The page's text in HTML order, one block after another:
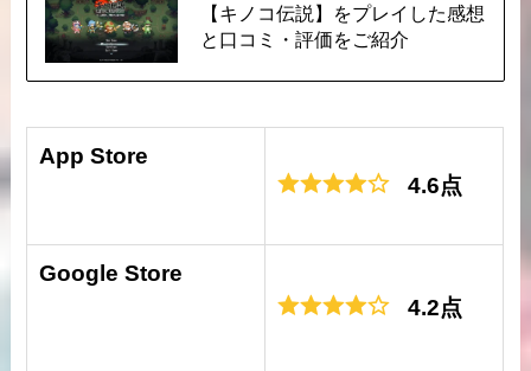
【キノコ伝説】をプレイした感想
と口コミ・評価をご紹介
App Store
4.6点
Google Store
4.2点